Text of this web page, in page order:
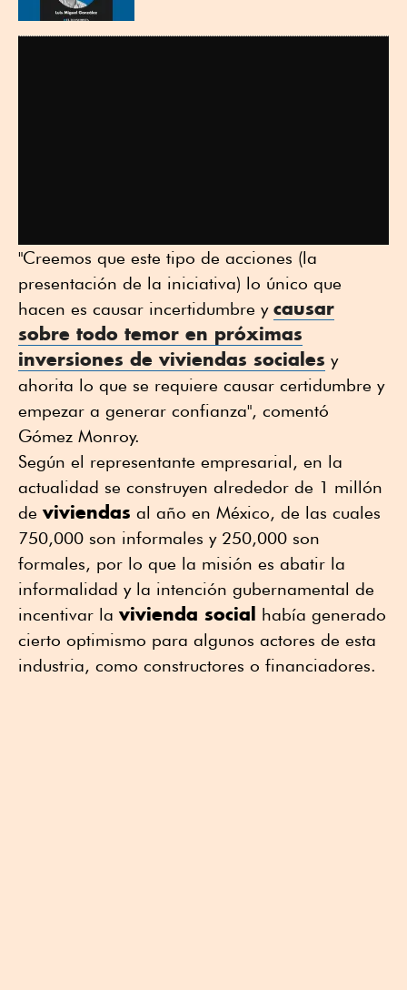
"Creemos que este tipo de acciones (la
presentación de la iniciativa) lo único que
hacen es causar incertidumbre y causar
sobre todo temor en próximas
inversiones de viviendas sociales y
ahorita lo que se requiere causar certidumbre y
empezar a generar confianza", comentó
Gómez Monroy.
Según el representante empresarial, en la
actualidad se construyen alrededor de 1 millón
de viviendas al año en México, de las cuales
750,000 son informales y 250,000 son
formales, por lo que la misión es abatir la
informalidad y la intención gubernamental de
incentivar la vivienda social
había generado
cierto optimismo para algunos actores de esta
industria, como constructores o financiadores.